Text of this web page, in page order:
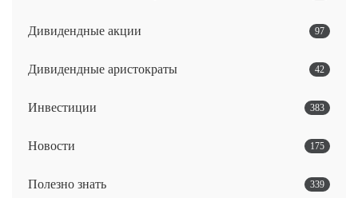
Дивидендные акции 97
Дивидендные аристократы 42
Инвестиции 383
Новости 175
Полезно знать 339